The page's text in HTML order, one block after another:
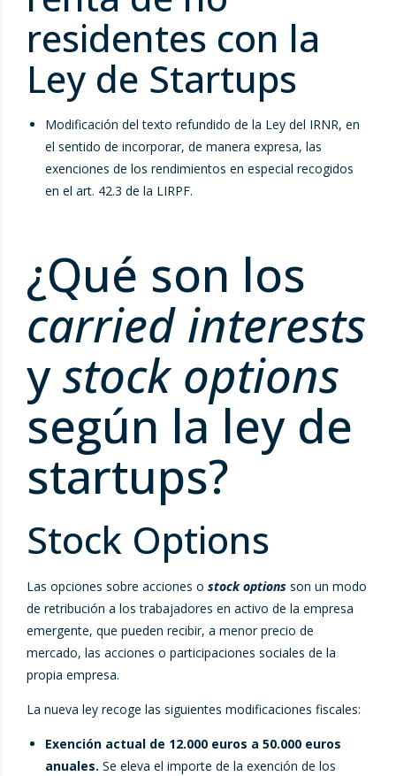
residentes con la
Ley de Startups
Modificación del texto refundido de la Ley del IRNR, en
el sentido de incorporar, de manera expresa, las
exenciones de los rendimientos en especial recogidos
en el art. 42.3 de la LIRPF.
¿Qué son los
carried interests
ystock options
según la ley de
startups?
Stock Options
Las opciones sobre acciones o stock options son un modo
de retribución a los trabajadores en activo de la empresa
emergente, que pueden recibir, a menor precio de
mercado, las acciones o participaciones sociales de la
propia empresa.
La nueva ley recoge las siguientes modificaciones fiscales:
Exención actual de 12.000 euros a 50.000 euros
anuales. Se eleva el importe de la exención de los